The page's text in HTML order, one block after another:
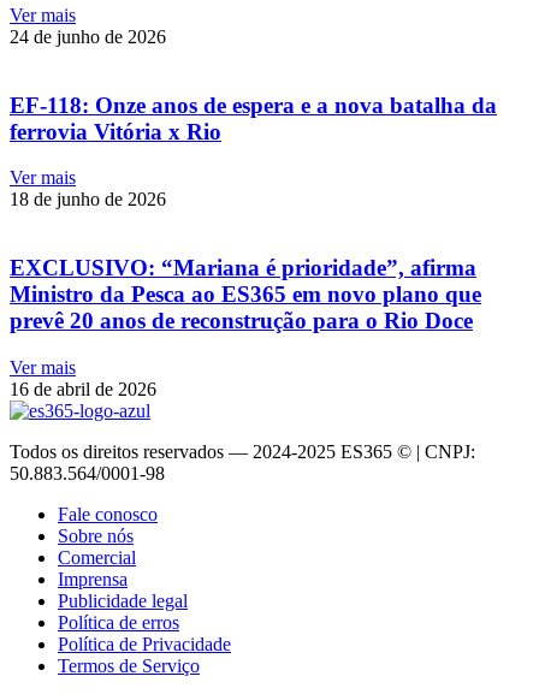
Ver mais
24 de junho de 2026
EF-118: Onze anos de espera e a nova batalha da
ferrovia Vitória x Rio
Ver mais
18 de junho de 2026
EXCLUSIVO: “Mariana é prioridade”, afirma
Ministro da Pesca ao ES365 em novo plano que
prevê 20 anos de reconstrução para o Rio Doce
Ver mais
16 de abril de 2026
Todos os direitos reservados — 2024-2025 ES365 © | CNPJ:
50.883.564/0001-98
Fale conosco
Sobre nós
Comercial
Imprensa
Publicidade legal
Política de erros
Política de Privacidade
Termos de Serviço